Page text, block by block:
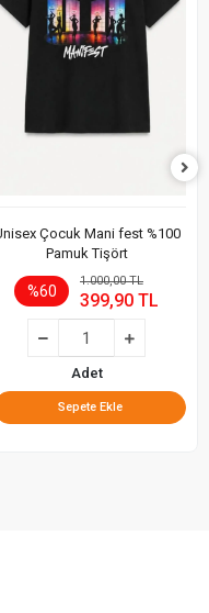
Çocuk Mani fest %100
Pamuk Tişört
%60
1.000,00 TL
399,90 TL
Adet
Sepete Ekle